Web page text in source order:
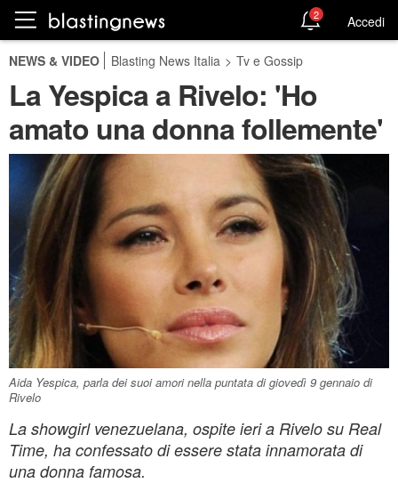
2 Accedi
NEWS & VIDEO Blasting News Italia > Tv e Gossip
La Yespica a Rivelo: 'Ho
amato una donna follemente'
Aida Yespica, parla dei suoi amori nella puntata di giovedì 9 gennaio di
Rivelo
La showgirl venezuelana, ospite ieri a Rivelo su Real
Time, ha confessato di essere stata innamorata di
una donna famosa.